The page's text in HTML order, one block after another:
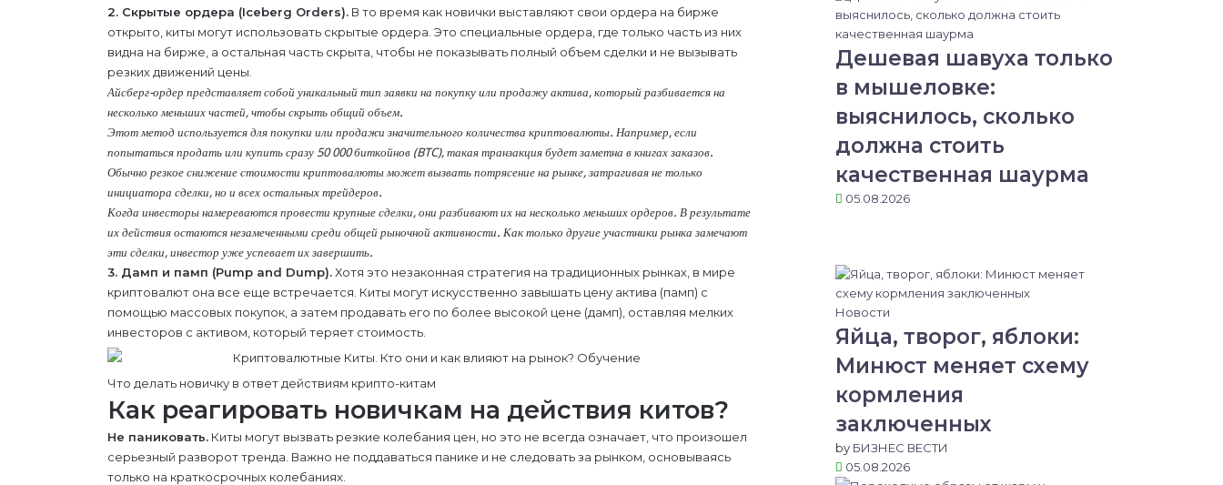
2. Скрытые ордера (Iceberg Orders). В то время как новички выставляют свои ордера на бирже
открыто, киты могут использовать скрытые ордера. Это специальные ордера, где только часть из них
видна на бирже, а остальная часть скрыта, чтобы не показывать полный объем сделки и не вызывать
резких движений цены.
Айсберг-ордер представляет собой уникальный тип заявки на покупку или продажу актива, который разбивается на
несколько меньших частей, чтобы скрыть общий объем.
Этот метод используется для покупки или продажи значительного количества криптовалюты. Например, если
попытаться продать или купить сразу 50 000 биткойнов (BTC), такая транзакция будет заметна в книгах заказов.
Обычно резкое снижение стоимости криптовалюты может вызвать потрясение на рынке, затрагивая не только
инициатора сделки, но и всех остальных трейдеров.
Когда инвесторы намереваются провести крупные сделки, они разбивают их на несколько меньших ордеров. В результате
их действия остаются незамеченными среди общей рыночной активности. Как только другие участники рынка замечают
эти сделки, инвестор уже успевает их завершить.
3. Дамп и памп (Pump and Dump).Хотя это незаконная стратегия на традиционных рынках, в мире
криптовалют она все еще встречается. Киты могут искусственно завышать цену актива (памп) с
помощью массовых покупок, а затем продавать его по более высокой цене (дамп), оставляя мелких
инвесторов с активом, который теряет стоимость.
Что делать новичку в ответ действиям крипто-китам
Как реагировать новичкам на действия китов?
Не паниковать. Киты могут вызвать резкие колебания цен, но это не всегда означает, что произошел
серьезный разворот тренда. Важно не поддаваться панике и не следовать за рынком, основываясь
только на краткосрочных колебаниях.
Дешевая шавуха только
в мышеловке:
выяснилось, сколько
должна стоить
качественная шаурма
05.08.2026
Новости
Яйца, творог, яблоки:
Минюст меняет схему
кормления
заключенных
by БИЗНЕС ВЕСТИ
05.08.2026